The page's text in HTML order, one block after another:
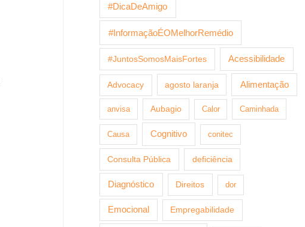
#DicaDeAmigo
#InformaçãoÉOMelhorRemédio
#JuntosSomosMaisFortes Acessibilidade
Advocacy agosto laranja Alimentação
anvisa Aubagio Calor Caminhada
Causa Cognitivo conitec
Consulta Pública deficiência
Diagnóstico Direitos dor
Emocional Empregabilidade